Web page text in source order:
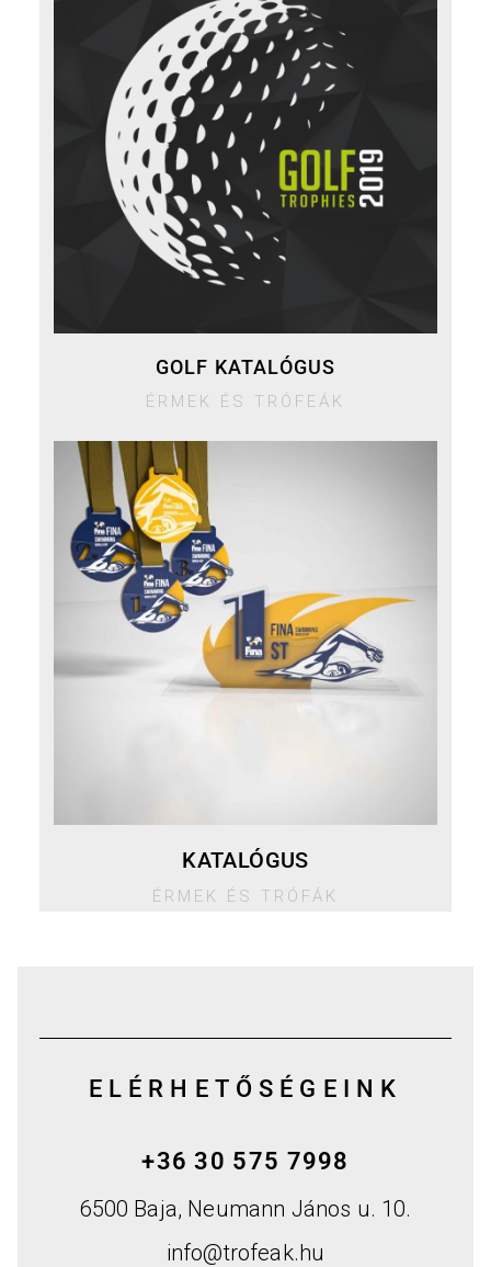
GOLF KATALÓGUS
ÉRMEK ÉS TRÓFEÁK
KATALÓGUS
ÉRMEK ÉS TRÓFÁK
ELÉRHETŐSÉGEINK
+36 30 575 7998
6500 Baja, Neumann János u. 10.
info@trofeak.hu